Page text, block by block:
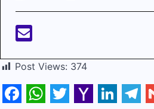
Post Views: 374